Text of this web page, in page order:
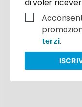
di voler
terzi.